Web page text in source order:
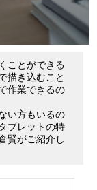
ことができる
描き込むこと
作業できるの
い方もいるの
ブレットの特
賢がご紹介し